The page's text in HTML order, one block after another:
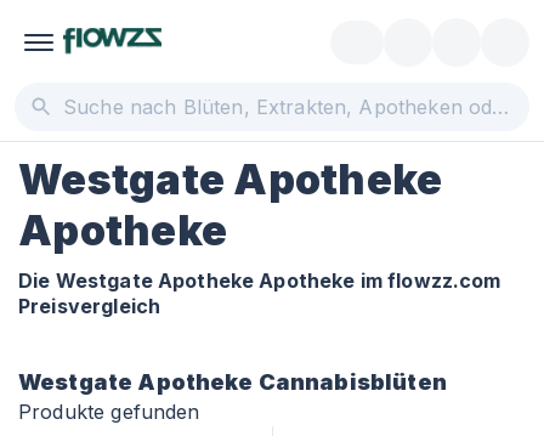
Westgate Apotheke
Apotheke
Die Westgate Apotheke Apotheke im flowzz.com
Preisvergleich
Westgate Apotheke Cannabisblüten
Produkte gefunden